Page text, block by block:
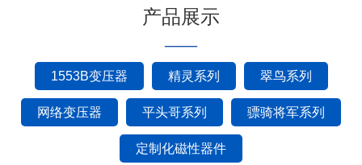
产品展示
——
1553B变压器 精灵系列 翠鸟系列
网络变压器 平头哥系列 骠骑将军系列
定制化磁性器件